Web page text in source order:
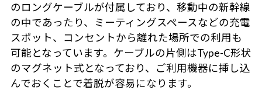
のロングケーブルが付属しており、移動中の新幹線
の中であったり、ミーティングスペースなどの充電
スポット、コンセントから離れた場所での利用も
可能となっています。ケーブルの片側はType-C形状
のマグネット式となっており、ご利用機器に挿し込
んでおくことで着脱が容易になります。